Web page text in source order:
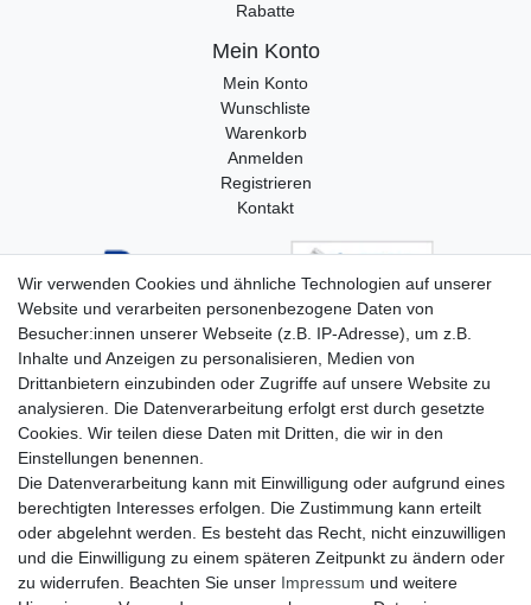
Rabatte
Mein Konto
Mein Konto
Wunschliste
Warenkorb
Anmelden
Registrieren
Kontakt
Wir verwenden Cookies und ähnliche Technologien auf unserer
Website und verarbeiten personenbezogene Daten von
Besucher:innen unserer Webseite (z.B. IP-Adresse), um z.B.
Inhalte und Anzeigen zu personalisieren, Medien von
Drittanbietern einzubinden oder Zugriffe auf unsere Website zu
analysieren. Die Datenverarbeitung erfolgt erst durch gesetzte
Cookies. Wir teilen diese Daten mit Dritten, die wir in den
Einstellungen benennen.
Die Datenverarbeitung kann mit Einwilligung oder aufgrund eines
berechtigten Interesses erfolgen. Die Zustimmung kann erteilt
oder abgelehnt werden. Es besteht das Recht, nicht einzuwilligen
und die Einwilligung zu einem späteren Zeitpunkt zu ändern oder
zu widerrufen. Beachten Sie unser Impressum und weitere